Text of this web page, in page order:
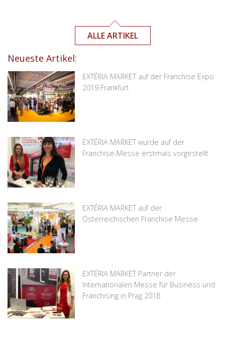
ALLE ARTIKEL
Neueste Artikel:
EXTÉRIA MARKET auf der Franchise Expo
2019 Frankfurt
EXTÉRIA MARKET wurde auf der
Franchise-Messe erstmals vorgestellt
EXTÉRIA MARKET auf der
Österreichischen Franchise Messe
EXTÉRIA MARKET Partner der
Internationalen Messe für Business und
Franchising in Prag 2018